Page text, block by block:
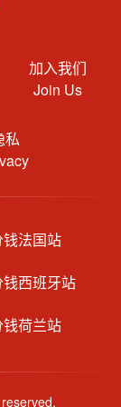
加入我们
Join Us
私
法国站
西班牙站
荷兰站